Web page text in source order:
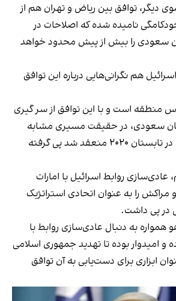
دیگر، توافق بین ریاض و تهران هم از
نامیده شده که اصلاحات در
سعودی را بیش از پیش محدود خواهد
هم نگرانی‌هایی درباره این توافق
منطقه است و با این توافق از سر گیری
سعودی، در حقیقت مسیری مشابه
«پیمان ابراهیم» را که در تابستان ۲۰۲۰ منعقد شد پی گرفته
عادی‌سازی روابط اسرائیل با امارات
را به عنوان اتحادی استراتژیک
در پی داشت.
همواره به دنبال عادی‌سازی روابط با
امیدوار بوده تا تهدید جمهوری اسلامی
ابزاری برای دست‌یابی به آن توافق